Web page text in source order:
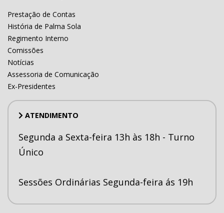
Prestação de Contas
História de Palma Sola
Regimento Interno
Comissões
Notícias
Assessoria de Comunicação
Ex-Presidentes
ATENDIMENTO
Segunda a Sexta-feira 13h às 18h - Turno
Único
Sessões Ordinárias Segunda-feira ás 19h